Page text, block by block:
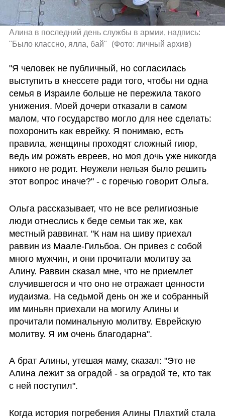
Алина в последний день службы в армии, надпись:
"Было классно, ялла, бай"
(Фото: личный архив)
"Я человек не публичный, но согласилась
выступить в кнессете ради того, чтобы ни одна
семья в Израиле больше не пережила такого
унижения. Моей дочери отказали в самом
малом, что государство могло для нее сделать:
похоронить как еврейку. Я понимаю, есть
правила, женщины проходят сложный гиюр,
ведь им рожать евреев, но моя дочь уже никогда
никого не родит. Неужели нельзя было решить
этот вопрос иначе?" - с горечью говорит Ольга.
Ольга рассказывает, что не все религиозные
люди отнеслись к беде семьи так же, как
местный раввинат. "К нам на шиву приехал
раввин из Маале-Гильбоа. Он привез с собой
много мужчин, и они прочитали молитву за
Алину. Раввин сказал мне, что не приемлет
случившегося и что оно не отражает ценности
иудаизма. На седьмой день он же и собранный
им миньян приехали на могилу Алины и
прочитали поминальную молитву. Еврейскую
молитву. Я им очень благодарна".
А брат Алины, утешая маму, сказал: "Это не
Алина лежит за оградой - за оградой те, кто так
с ней поступил".
Когда история погребения Алины Плахтий стала